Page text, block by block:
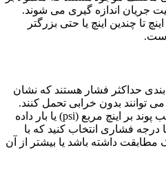
جریان اندازه گیری می شوند.
تا چندین اینچ یا حتی بزرگتر
حداکثر فشار هستند که نشان
توانند بدون خرابی تحمل کنند.
درجه بندی فشار معمولاً بر حسب پوند بر اینچ مربع (psi) یا بار داده
فشاری انتخاب کنید که با
داشته باشد یا بیشتر از آن